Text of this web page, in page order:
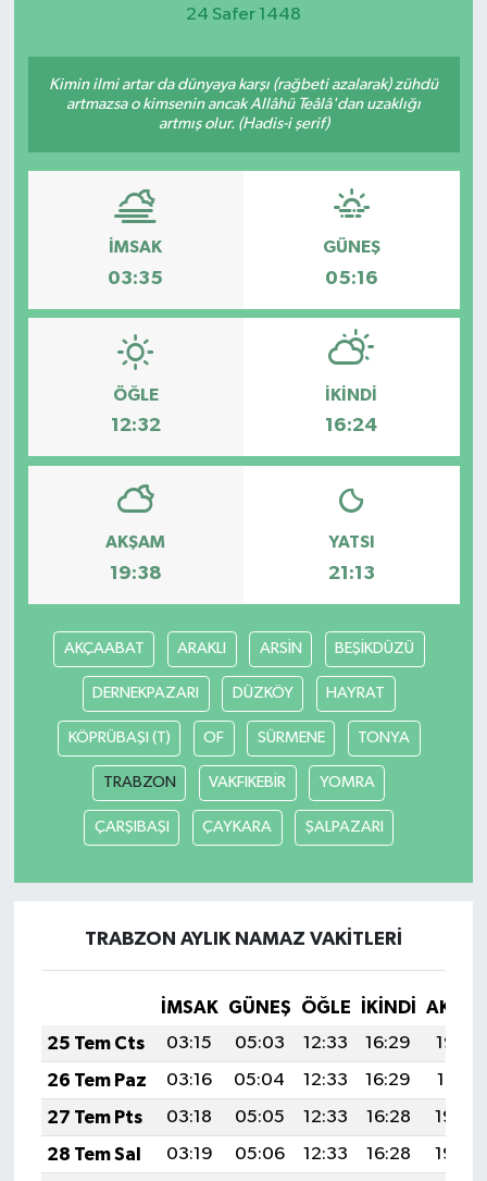
24 Safer 1448
Kimin ilmi artar da dünyaya karşı (rağbeti azalarak) zühdü
artmazsa o kimsenin ancak Allâhü Teâlâ'dan uzaklığı
artmış olur. (Hadis-i şerif)
İMSAK
03:35
GÜNEŞ
05:16
ÖĞLE
12:32
İKINDI
16:24
AKŞAM
19:38
YATSI
21:13
AKÇAABAT ARAKLI ARSİN BEŞİKDÜZÜ
DERNEKPAZARI DÜZKÖY HAYRAT
KÖPRÜBAŞI (T) OF SÜRMENE TONYA
TRABZON VAKFIKEBİR YOMRA
ÇARŞIBAŞI ÇAYKARA ŞALPAZARI
TRABZON AYLIK NAMAZ VAKITLERI
İMSAK GÜNEŞ ÖĞLE İKINDI
25 Tem Cts
03:15 05:03 12:33 16:29
19:52
26 Tem Paz
03:16 05:04 12:33 16:29
19:51
27 Tem Pts
03:18 05:05 12:33 16:28
19:50
28 Tem Sal
03:19 05:06 12:33 16:28
19:49
Etkinlikler